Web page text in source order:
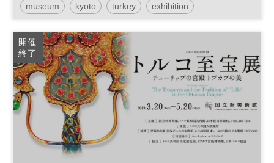
museum kyoto turkey exhibition
開催
終了